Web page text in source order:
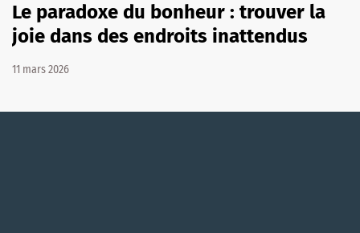
Le paradoxe du bonheur : trouver la
joie dans des endroits inattendus
11 mars 2026